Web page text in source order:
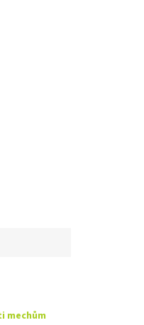
mechům